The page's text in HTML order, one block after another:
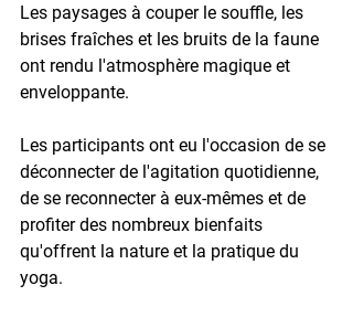
Les paysages à couper le souffle, les
brises fraîches et les bruits de la faune
ont rendu l'atmosphère magique et
enveloppante.
Les participants ont eu l'occasion de se
déconnecter de l'agitation quotidienne,
de se reconnecter à eux-mêmes et de
profiter des nombreux bienfaits
qu'offrent la nature et la pratique du
yoga.